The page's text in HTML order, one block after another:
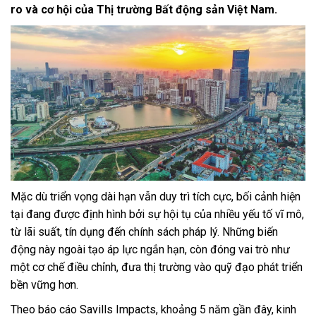
ro và cơ hội của Thị trường Bất động sản Việt Nam.
Mặc dù triển vọng dài hạn vẫn duy trì tích cực, bối cảnh hiện
tại đang được định hình bởi sự hội tụ của nhiều yếu tố vĩ mô,
từ lãi suất, tín dụng đến chính sách pháp lý. Những biến
động này ngoài tạo áp lực ngắn hạn, còn đóng vai trò như
một cơ chế điều chỉnh, đưa thị trường vào quỹ đạo phát triển
bền vững hơn.
Theo báo cáo Savills Impacts, khoảng 5 năm gần đây, kinh